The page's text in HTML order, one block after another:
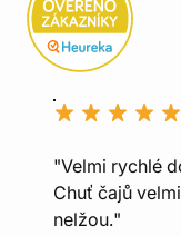
"Velmi rychlé
Chuť čajů
nelžou."